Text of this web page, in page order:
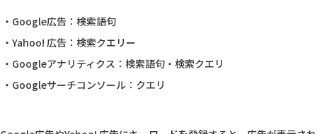
Google広告：検索語句
Yahoo! 広告：検索クエリー
Googleアナリティクス：検索語句・検索クエリ
Googleサーチコンソール：クエリ